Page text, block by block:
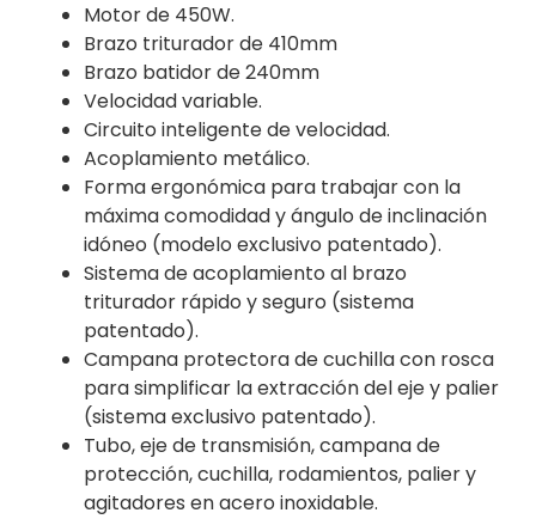
Motor de 450W.
Brazo triturador de 410mm
Brazo batidor de 240mm
Velocidad variable.
Circuito inteligente de velocidad.
Acoplamiento metálico.
Forma ergonómica para trabajar con la
máxima comodidad y ángulo de inclinación
idóneo (modelo exclusivo patentado).
Sistema de acoplamiento al brazo
triturador rápido y seguro (sistema
patentado).
Campana protectora de cuchilla con rosca
para simplificar la extracción del eje y palier
(sistema exclusivo patentado).
Tubo, eje de transmisión, campana de
protección, cuchilla, rodamientos, palier y
agitadores en acero inoxidable.